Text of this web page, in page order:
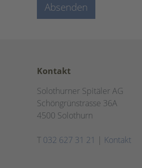
Absenden
Kontakt
Solothurner Spitäler AG
Schöngrünstrasse 36A
4500 Solothurn
T 032 627 31 21 | Kontakt